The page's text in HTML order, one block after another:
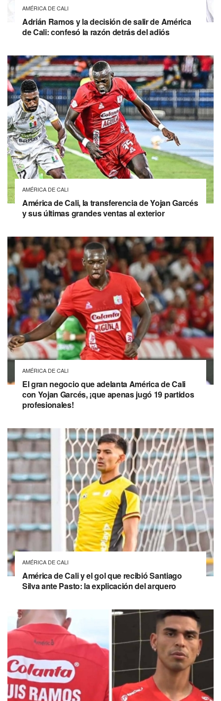
AMÉRICA DE CALI
Adrián Ramos y la decisión de salir de América
de Cali: confesó la razón detrás del adiós
AMÉRICA DE CALI
América de Cali, la transferencia de Yojan Garcés
y sus últimas grandes ventas al exterior
AMÉRICA DE CALI
El gran negocio que adelanta América de Cali
con Yojan Garcés, ¡que apenas jugó 19 partidos
profesionales!
AMÉRICA DE CALI
América de Cali y el gol que recibió Santiago
Silva ante Pasto: la explicación del arquero